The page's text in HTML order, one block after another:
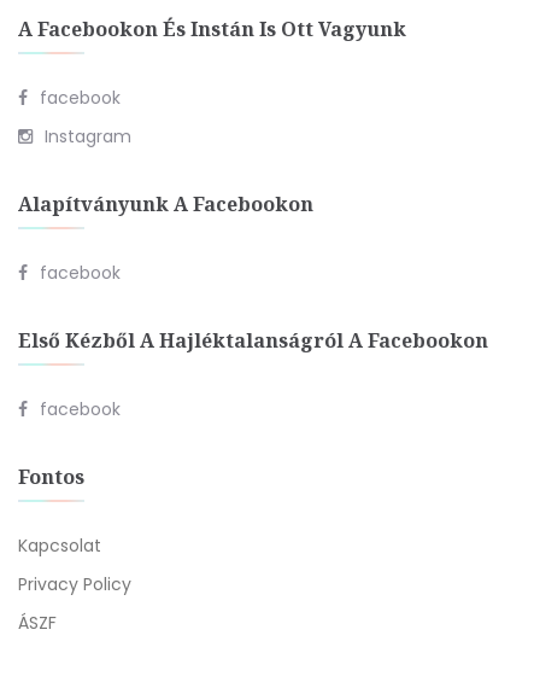
A Facebookon És Instán Is Ott Vagyunk
facebook
Instagram
Alapítványunk A Facebookon
facebook
Első Kézből A Hajléktalanságról A Facebookon
facebook
Fontos
Kapcsolat
Privacy Policy
ÁSZF